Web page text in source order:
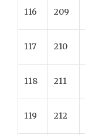
116 209
117 210
118 211
119 212